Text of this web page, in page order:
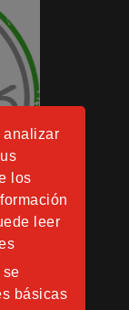
analizar
los
leer
se
básicas